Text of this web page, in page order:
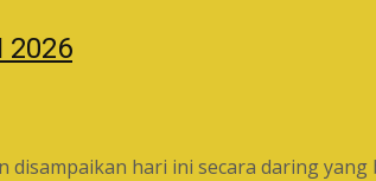
2026
hari ini secara daring yang